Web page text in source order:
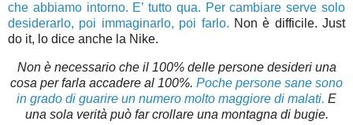
che abbiamo intorno. E’ tutto qua. Per cambiare serve solo
desiderarlo, poi immaginarlo, poi farlo. Non è difficile. Just
do it, lo dice anche la Nike.
Non è necessario che il 100% delle persone desideri una
cosa per farla accadere al 100%. Poche persone sane sono
in grado di guarire un numero molto maggiore di malati. E
una sola verità può far crollare una montagna di bugie.